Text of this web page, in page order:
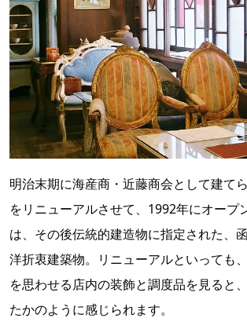
明治末期に海産商・近藤商会として建て
をリニューアルさせて、1992年にオープ
は、その後伝統的建造物に指定された、
洋折衷建築物。リニューアルといっても
を思わせる店内の装飾と調度品を見ると
たかのように感じられます。